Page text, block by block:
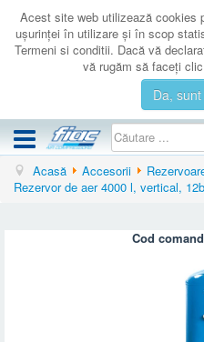
Acest site web utilizează cookies
uşurinţei în utilizare şi în scop
Termeni si conditii. Dacă vă
vă rugăm să faceţi
Da,
COMPRESOARE
Acasă Accesorii
Rezervor de aer 4000 l, vertical,
Cod